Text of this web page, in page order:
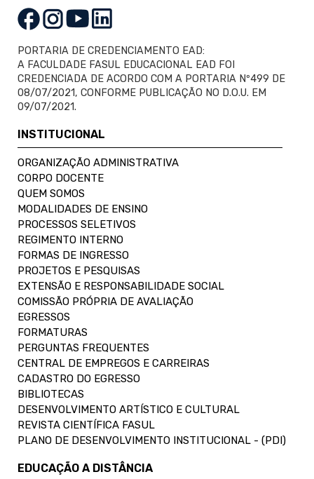
PORTARIA DE CREDENCIAMENTO EAD:
A FACULDADE FASUL EDUCACIONAL EAD FOI
CREDENCIADA DE ACORDO COM A PORTARIA Nº499 DE
08/07/2021, CONFORME PUBLICAÇÃO NO D.O.U. EM
09/07/2021.
INSTITUCIONAL
ORGANIZAÇÃO ADMINISTRATIVA
CORPO DOCENTE
QUEM SOMOS
MODALIDADES DE ENSINO
PROCESSOS SELETIVOS
REGIMENTO INTERNO
FORMAS DE INGRESSO
PROJETOS E PESQUISAS
EXTENSÃO E RESPONSABILIDADE SOCIAL
COMISSÃO PRÓPRIA DE AVALIAÇÃO
EGRESSOS
FORMATURAS
PERGUNTAS FREQUENTES
CENTRAL DE EMPREGOS E CARREIRAS
CADASTRO DO EGRESSO
BIBLIOTECAS
DESENVOLVIMENTO ARTÍSTICO E CULTURAL
REVISTA CIENTÍFICA FASUL
PLANO DE DESENVOLVIMENTO INSTITUCIONAL - (PDI)
EDUCAÇÃO A DISTÂNCIA